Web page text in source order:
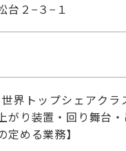
台２−３−１
界トップシェアク
がり装置・回り舞台
定める業務】